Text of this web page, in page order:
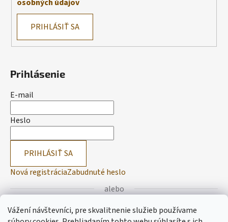
Vážení návštevníci, pre skvalitnenie služieb používame
osobných údajov
PRIHLÁSIŤ SA
Prihlásenie
E-mail
Heslo
PRIHLÁSIŤ SA
Nová registráciaZabudnuté heslo
alebo
Prihlásiť sa cez Facebook